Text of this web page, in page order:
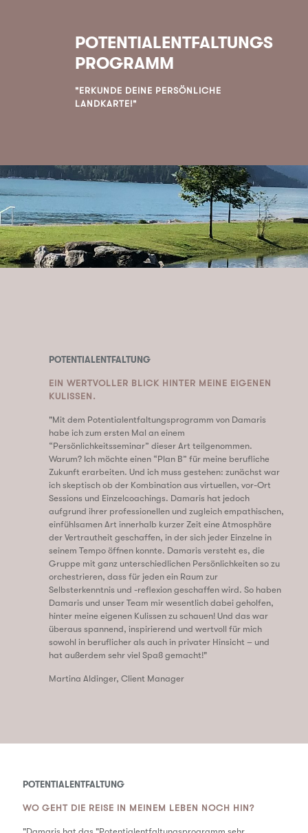
POTENTIALENTFALTUNGS
PROGRAMM
"ERKUNDE DEINE PERSÖNLICHE
LANDKARTE!"
POTENTIALENTFALTUNG
EIN WERTVOLLER BLICK HINTER MEINE EIGENEN
KULISSEN.
"Mit dem Potentialentfaltungsprogramm von Damaris
habe ich zum ersten Mal an einem
“Persönlichkeitsseminar” dieser Art teilgenommen.
Warum? Ich möchte einen “Plan B” für meine berufliche
Zukunft erarbeiten. Und ich muss gestehen: zunächst war
ich skeptisch ob der Kombination aus virtuellen, vor-Ort
Sessions und Einzelcoachings. Damaris hat jedoch
aufgrund ihrer professionellen und zugleich empathischen,
einfühlsamen Art innerhalb kurzer Zeit eine Atmosphäre
der Vertrautheit geschaffen, in der sich jeder Einzelne in
seinem Tempo öffnen konnte. Damaris versteht es, die
Gruppe mit ganz unterschiedlichen Persönlichkeiten so zu
orchestrieren, dass für jeden ein Raum zur
Selbsterkenntnis und -reflexion geschaffen wird. So haben
Damaris und unser Team mir wesentlich dabei geholfen,
hinter meine eigenen Kulissen zu schauen! Und das war
überaus spannend, inspirierend und wertvoll für mich
sowohl in beruflicher als auch in privater Hinsicht – und
hat außerdem sehr viel Spaß gemacht!"
Martina Aldinger, Client Manager
POTENTIALENTFALTUNG
WO GEHT DIE REISE IN MEINEM LEBEN NOCH HIN?